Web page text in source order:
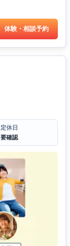
体験・相談予約
定休日
要確認